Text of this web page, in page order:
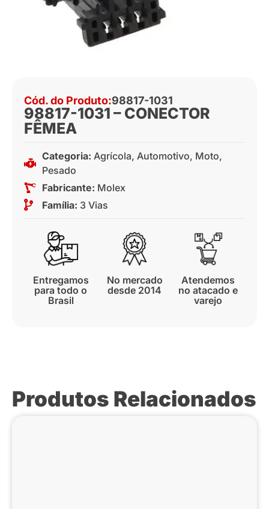
Cód. do Produto:98817-1031
98817-1031 – CONECTOR
FÊMEA
Categoria: Agrícola, Automotivo, Moto,
Pesado
Fabricante: Molex
Família: 3 Vias
Entregamos
para todo o
Brasil
No mercado
desde 2014
Atendemos
no atacado e
varejo
Produtos Relacionados